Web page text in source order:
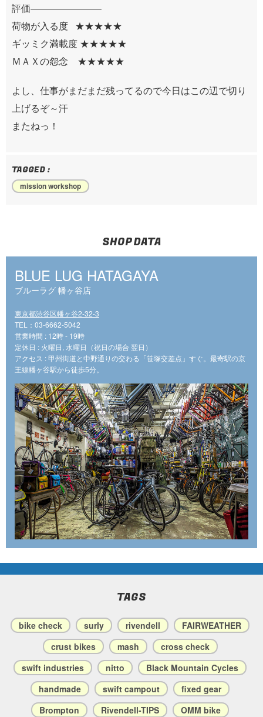
評価———————–
荷物が入る度 ★★★★★
ギッミク満載度 ★★★★★
ＭＡＸの怨念 ★★★★★
よし、仕事がまだまだ残ってるので今日はこの辺で切り
上げるぞ～汗
またねっ！
TAGGED :
mission workshop
SHOP DATA
BLUE LUG HATAGAYA
ブルーラグ 幡ヶ谷店
東京都渋谷区幡ヶ谷2-32-3
TEL：03-6662-5042
営業時間 : 12時 - 19時
定休日 : 火曜日, 水曜日（祝日の場合 翌日）
アクセス : 甲州街道と中野通りの交わる「笹塚交差点」すぐ。最寄駅の京
王線幡ヶ谷駅から徒歩5分。
TAGS
bike check surly rivendell
FAIRWEATHER
crust bikes
mash
cross check
swift industries
nitto
Black Mountain Cycles
handmade
swift campout
fixed gear
Brompton
Rivendell-TIPS
OMM bike